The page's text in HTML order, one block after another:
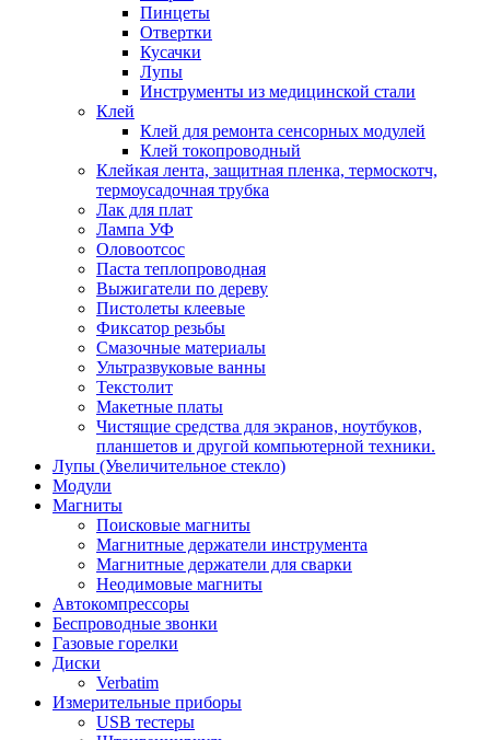
Пинцеты
Отвертки
Кусачки
Лупы
Инструменты из медицинской стали
Клей
Клей для ремонта сенсорных модулей
Клей токопроводный
Клейкая лента, защитная пленка, термоскотч,
термоусадочная трубка
Лак для плат
Лампа УФ
Оловоотсос
Паста теплопроводная
Выжигатели по дереву
Пистолеты клеевые
Фиксатор резьбы
Смазочные материалы
Ультразвуковые ванны
Текстолит
Макетные платы
Чистящие средства для экранов, ноутбуков,
планшетов и другой компьютерной техники.
Лупы (Увеличительное стекло)
Модули
Магниты
Поисковые магниты
Магнитные держатели инструмента
Магнитные держатели для сварки
Неодимовые магниты
Автокомпрессоры
Беспроводные звонки
Газовые горелки
Диски
Verbatim
Измерительные приборы
USB тестеры